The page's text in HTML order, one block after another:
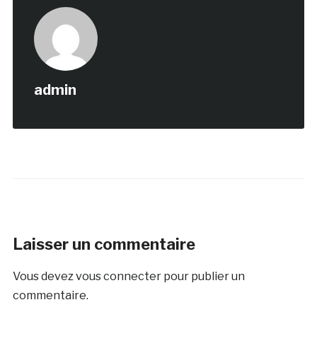
admin
Laisser un commentaire
Vous devez vous connecterpour publier un
commentaire.